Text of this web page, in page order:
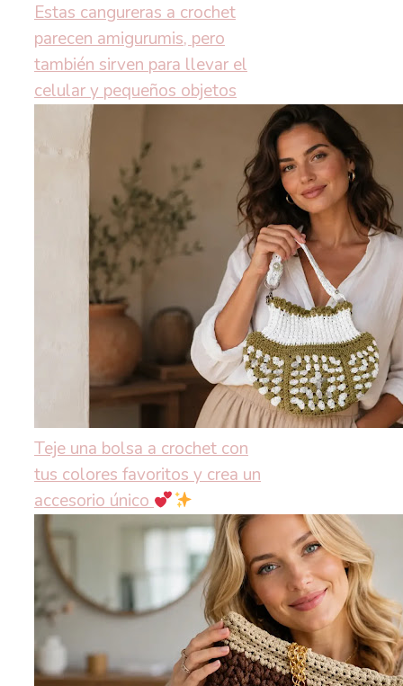
Estas cangureras a crochet
parecen amigurumis, pero
también sirven para llevar el
celular y pequeños objetos
Teje una bolsa a crochet con
tus colores favoritos y crea un
accesorio único